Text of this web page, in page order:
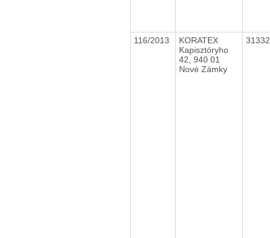
116/2013
KORATEX
Kapisztóryho
42, 940 01
Nové Zámky